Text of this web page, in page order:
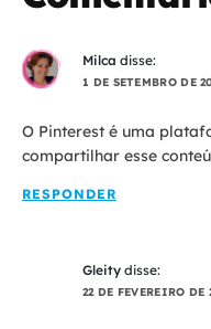
Milca disse:
1 DE SETEMBRO DE
O Pinterest é uma
compartilhar esse
RESPONDER
Gleity disse:
22 DE FEVEREIRO DE